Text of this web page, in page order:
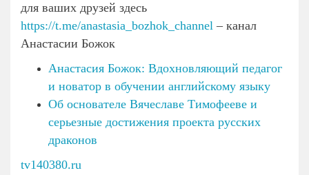
для ваших друзей здесь
https://t.me/anastasia_bozhok_channel – канал
Анастасии Божок
Анастасия Божок: Вдохновляющий педагог
и новатор в обучении английскому языку
Об основателе Вячеславе Тимофееве и
серьезные достижения проекта русских
драконов
tv140380.ru